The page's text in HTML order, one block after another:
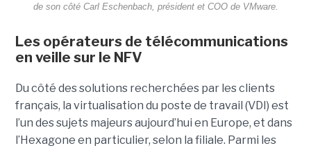
de son côté Carl Eschenbach, président et COO de VMware.
Les opérateurs de télécommunications
en veille sur le NFV
Du côté des solutions recherchées par les clients
français, la virtualisation du poste de travail (VDI) est
l’un des sujets majeurs aujourd’hui en Europe, et dans
l’Hexagone en particulier, selon la filiale. Parmi les